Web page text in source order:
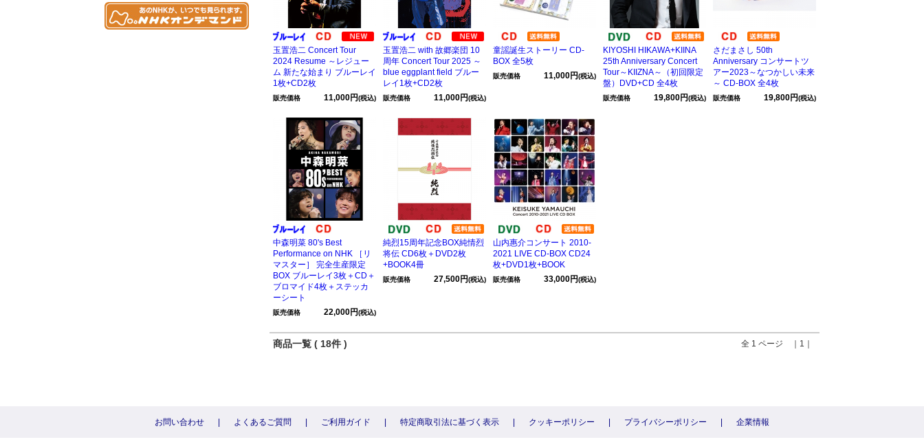
玉置浩二 Concert Tour
2024 Resume ～レジュー
ム 新たな始まり ブルーレイ
1枚+CD2枚
販売価格 11,000円(税込)
玉置浩二 with 故郷楽団 10
周年 Concert Tour 2025 ～
blue eggplant field ブルー
レイ1枚+CD2枚
販売価格 11,000円(税込)
童謡誕生ストーリー CD-
BOX 全5枚
販売価格 11,000円(税込)
KIYOSHI HIKAWA+KIINA
25th Anniversary Concert
Tour～KIIZNA～（初回限定
盤）DVD+CD 全4枚
販売価格 19,800円(税込)
さだまさし 50th
Anniversary コンサートツ
アー2023～なつかしい未来
～ CD-BOX 全4枚
販売価格 19,800円(税込)
中森明菜 80's Best
Performance on NHK ［リ
マスター］ 完全生産限定
BOX ブルーレイ3枚＋CD＋
ブロマイド4枚＋ステッカ
ーシート
販売価格 22,000円(税込)
純烈15周年記念BOX純情烈
将伝 CD6枚＋DVD2枚
+BOOK4冊
販売価格 27,500円(税込)
山内惠介コンサート 2010-
2021 LIVE CD-BOX CD24
枚+DVD1枚+BOOK
販売価格 33,000円(税込)
商品一覧 ( 18件 ) 全 1 ページ ｜1｜
お問い合わせ よくあるご質問 ご利用ガイド 特定商取引法に基づく表示 クッキーポリシー プライバシーポリシー 企業情報